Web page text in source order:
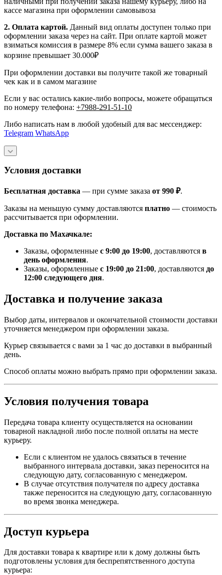
кассе магазина при оформлении самовывоза
2. Оплата картой. Данный вид оплаты доступен только при
оформлении заказа через на сайт. При оплате картой может
взиматься комиссия в размере 8% если сумма вашего заказа в
корзине превышает 30.000₽
При оформлении доставки вы получите такой же товарный
чек как и в самом магазине
Если у вас остались какие-либо вопросы, можете обращаться
по номеру телефона: +7988-291-51-10
Либо написать нам в любой удобный для вас мессенджер:
Telegram WhatsApp
Условия доставки
Бесплатная доставка — при сумме заказа от 990 ₽.
Заказы на меньшую сумму доставляются платно — стоимость
рассчитывается при оформлении.
Доставка по Махачкале:
Заказы, оформленные с 9:00 до 19:00, доставляются в
день оформления.
Заказы, оформленные с 19:00 до 21:00, доставляются до
12:00 следующего дня.
Доставка и получение заказа
Выбор даты, интервалов и окончательной стоимости доставки
уточняется менеджером при оформлении заказа.
Курьер связывается с вами за 1 час до доставки в выбранный
день.
Способ оплаты можно выбрать прямо при оформлении заказа.
Условия получения товара
Передача товара клиенту осуществляется на основании
товарной накладной либо после полной оплаты на месте
курьеру.
Если с клиентом не удалось связаться в течение
выбранного интервала доставки, заказ переносится на
следующую дату, согласованную с менеджером.
В случае отсутствия получателя по адресу доставка
также переносится на следующую дату, согласованную
во время звонка менеджера.
Доступ курьера
Для доставки товара к квартире или к дому должны быть
подготовлены условия для беспрепятственного доступа
курьера: